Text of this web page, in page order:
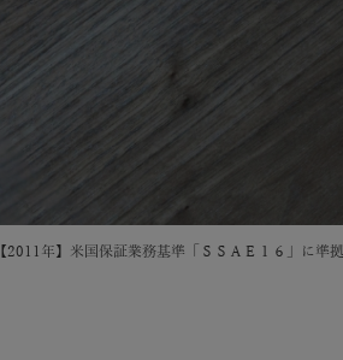
【2011年】米国保証業務基準「ＳＳＡＥ１６」に準